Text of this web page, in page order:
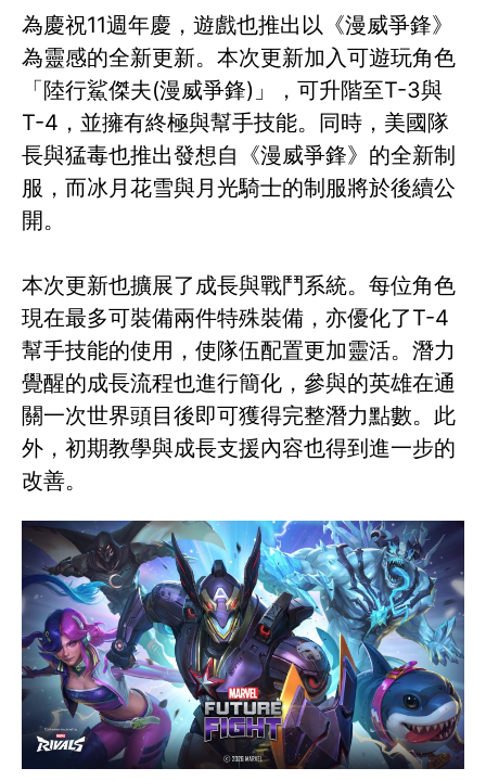
為慶祝11週年慶，遊戲也推出以《漫威爭鋒》
為靈感的全新更新。本次更新加入可遊玩角色
「陸行鯊傑夫(漫威爭鋒)」，可升階至T-3與
T-4，並擁有終極與幫手技能。同時，美國隊
長與猛毒也推出發想自《漫威爭鋒》的全新制
服，而冰月花雪與月光騎士的制服將於後續公
開。
本次更新也擴展了成長與戰鬥系統。每位角色
現在最多可裝備兩件特殊裝備，亦優化了T-4
幫手技能的使用，使隊伍配置更加靈活。潛力
覺醒的成長流程也進行簡化，參與的英雄在通
關一次世界頭目後即可獲得完整潛力點數。此
外，初期教學與成長支援內容也得到進一步的
改善。